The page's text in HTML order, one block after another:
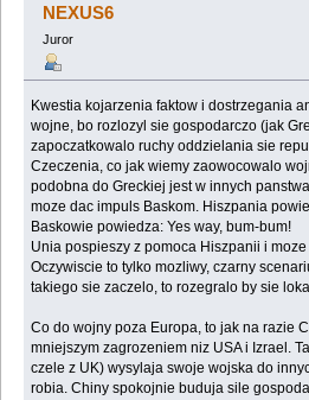
NEXUS6
Juror
Kwestia kojarzenia faktow i dostrzegania
wojne, bo rozlozyl sie gospodarczo (jak
zapoczatkowalo ruchy oddzielania sie
Czeczenia, co jak wiemy zaowocowalo
podobna do Greckiej jest w innych
moze dac impuls Baskom. Hiszpania
Baskowie powiedza: Yes way, bum-bum!
Unia pospieszy z pomoca Hiszpanii i
Oczywiscie to tylko mozliwy, czarny
takiego sie zaczelo, to rozegralo by sie
Co do wojny poza Europa, to jak na razie
mniejszym zagrozeniem niz USA i Izrael.
czele z UK) wysylaja swoje wojska do
robia. Chiny spokojnie buduja sile